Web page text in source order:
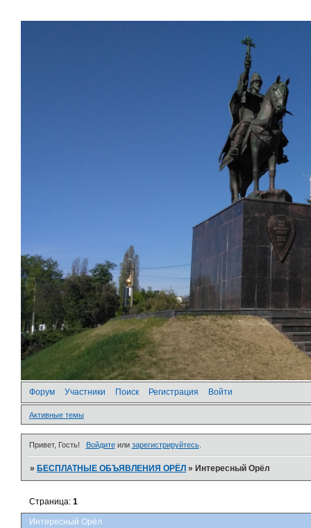
Форум Участники Поиск Регистрация Войти
Активные темы
Привет, Гость! Войдитеили зарегистрируйтесь.
» БЕСПЛАТНЫЕ ОБЪЯВЛЕНИЯ ОРЁЛ » Интересный Орёл
Интересный Орёл
Страница:1